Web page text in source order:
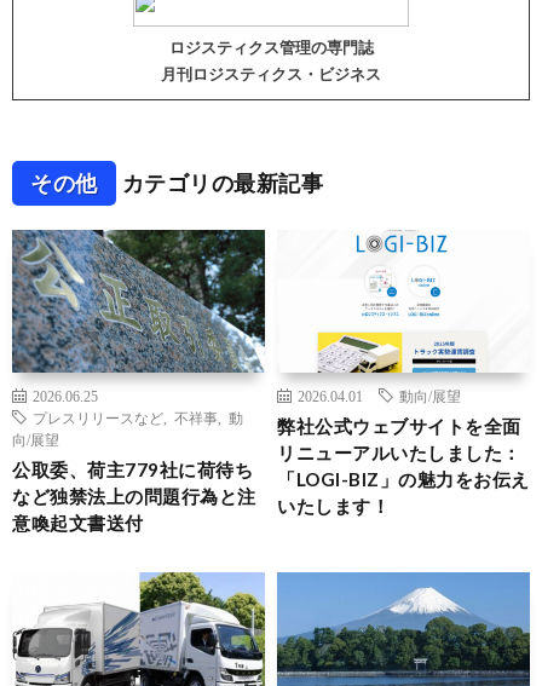
ロジスティクス管理の専門誌
月刊ロジスティクス・ビジネス
その他 カテゴリの最新記事
2026.06.25
プレスリリースなど
不祥事
動
向/展望
公取委、荷主779社に荷待ち
など独禁法上の問題行為と注
意喚起文書送付
2026.04.01 動向/展望
弊社公式ウェブサイトを全面
リニューアルいたしました：
「LOGI-BIZ」の魅力をお伝え
いたします！